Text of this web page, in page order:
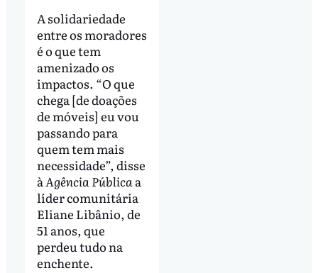
A solidariedade
entre os moradores
é o que tem
amenizado os
impactos. “O que
chega [de doações
de móveis] eu vou
passando para
quem tem mais
necessidade”, disse
àAgência Públicaa
líder comunitária
Eliane Libânio, de
51 anos, que
perdeu tudo na
enchente.